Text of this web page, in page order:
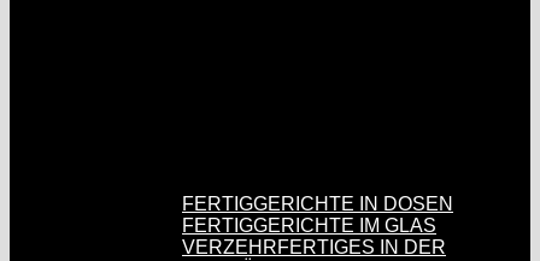
FERTIGGERICHTE IN DOSEN
FERTIGGERICHTE IM GLAS
VERZEHRFERTIGES IN DER